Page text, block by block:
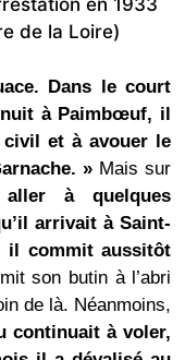
de la Loire)
Dans le court
à Paimbœuf, il
civil et à avouer le
» Mais sur
à quelques
arrivait à Saint-
il commit aussitôt
son butin à l’abri
de là. Néanmoins,
continuait à voler,